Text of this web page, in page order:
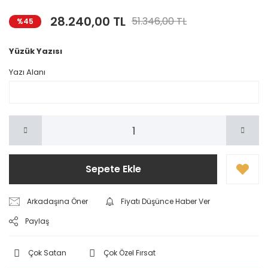
%45 28.240,00 TL 51.346,00 TL
Yüzük Yazısı
Yazı Alanı
Sepete Ekle
Arkadaşına Öner
Fiyatı Düşünce Haber Ver
Paylaş
Çok Satan Çok Özel Fırsat